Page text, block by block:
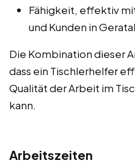
Fähigkeit, effektiv
und Kunden in
Die Kombination dieser
dass ein Tischlerhelfer
Qualität der Arbeit im
kann.
Arbeitszeiten